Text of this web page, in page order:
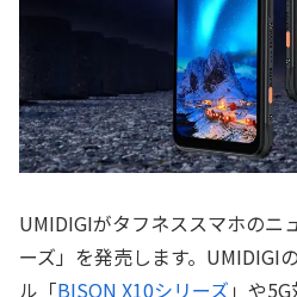
UMIDIGIがタフネススマホのニ
ーズ」を発売します。UMIDIGI
ル「BISON X10シリーズ 」や